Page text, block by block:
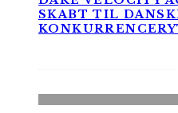
SKABT TIL